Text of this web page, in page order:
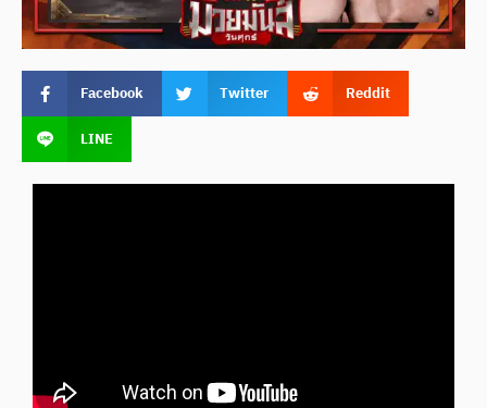
Facebook Twitter
Reddit
LINE